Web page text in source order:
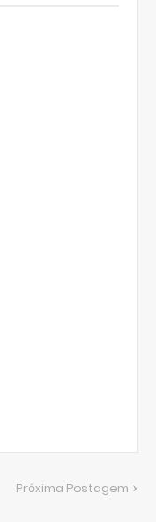
Próxima Postagem